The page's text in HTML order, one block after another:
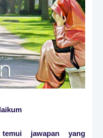
jawapan yang